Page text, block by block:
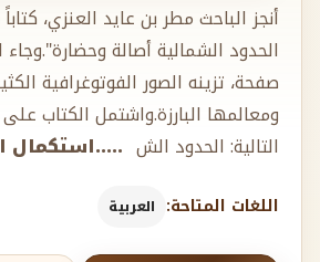
أنجز الباحث مطر بن عايد العنزي،
صفحة، تزينه الصور الفوتوغرافية
ومعالمها البارزة.واشتمل الكتاب
التالية: الحدود الش .....استكمال
اللغات المتاحة: العربية